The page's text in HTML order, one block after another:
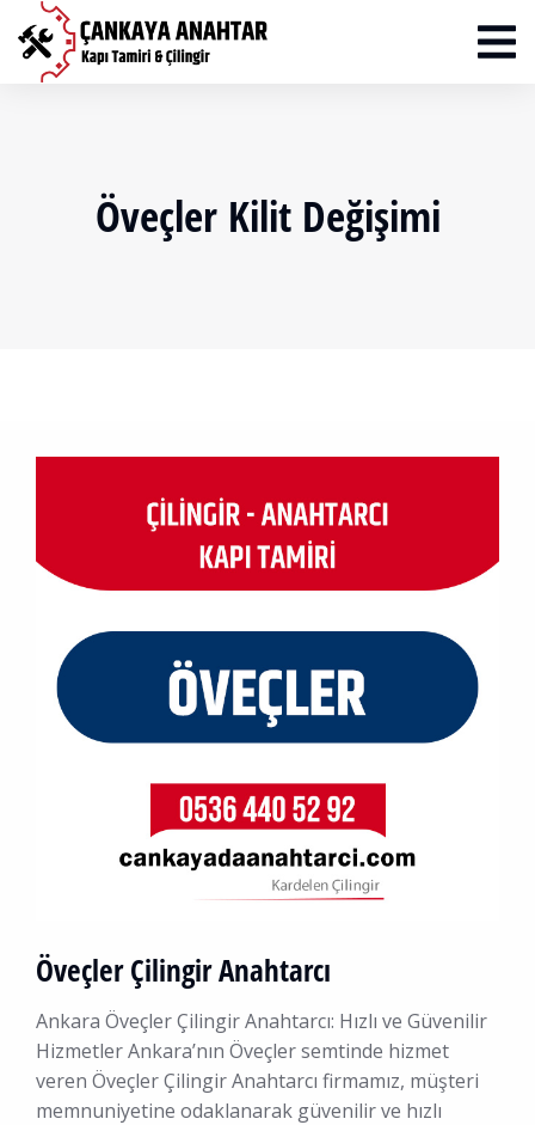
Öveçler Kilit Değişimi
Öveçler Çilingir Anahtarcı
Ankara Öveçler Çilingir Anahtarcı: Hızlı ve Güvenilir
Hizmetler Ankara’nın Öveçler semtinde hizmet
veren Öveçler Çilingir Anahtarcı firmamız, müşteri
memnuniyetine odaklanarak güvenilir ve hızlı